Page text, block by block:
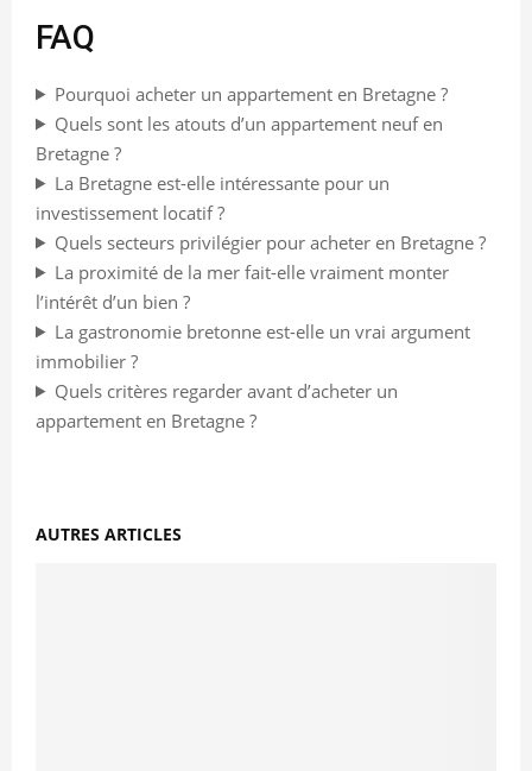
FAQ
Pourquoi acheter un appartement en Bretagne ?
Quels sont les atouts d’un appartement neuf en
Bretagne ?
La Bretagne est-elle intéressante pour un
investissement locatif ?
Quels secteurs privilégier pour acheter en Bretagne ?
La proximité de la mer fait-elle vraiment monter
l’intérêt d’un bien ?
La gastronomie bretonne est-elle un vrai argument
immobilier ?
Quels critères regarder avant d’acheter un
appartement en Bretagne ?
AUTRES ARTICLES